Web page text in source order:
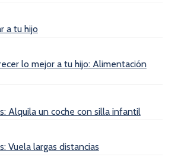
a tu hijo
lo mejor a tu hijo: Alimentación
Alquila un coche con silla infantil
Vuela largas distancias